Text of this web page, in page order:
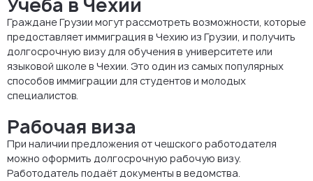
Граждане Грузии могут рассмотреть возможности, которые
предоставляет иммиграция в Чехию из Грузии, и получить
долгосрочную визу для обучения в университете или
языковой школе в Чехии. Это один из самых популярных
способов иммиграции для студентов и молодых
специалистов.
Рабочая виза
При наличии предложения от чешского работодателя
можно оформить долгосрочную рабочую визу.
Работодатель подаёт документы в ведомства.